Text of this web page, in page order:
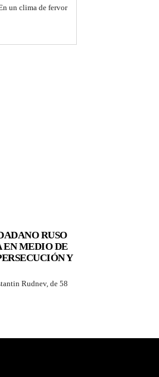
un clima de fervor
RUSO
EN MEDIO DE
Y
Rudnev, de 58